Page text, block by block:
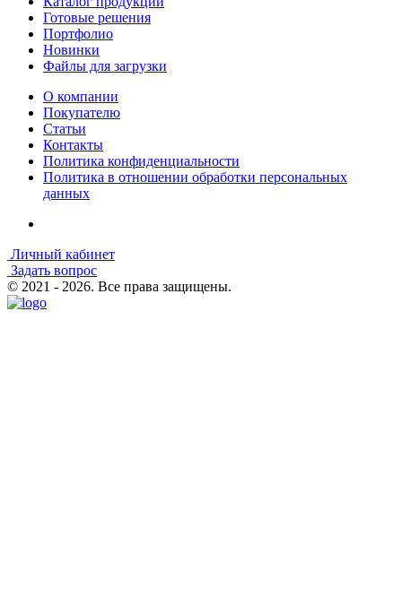
Готовые решения
Портфолио
Новинки
Файлы для загрузки
О компании
Покупателю
Статьи
Контакты
Политика конфиденциальности
Политика в отношении обработки персональных
данных
Личный кабинет
Задать вопрос
© 2021 - 2026. Все права защищены.